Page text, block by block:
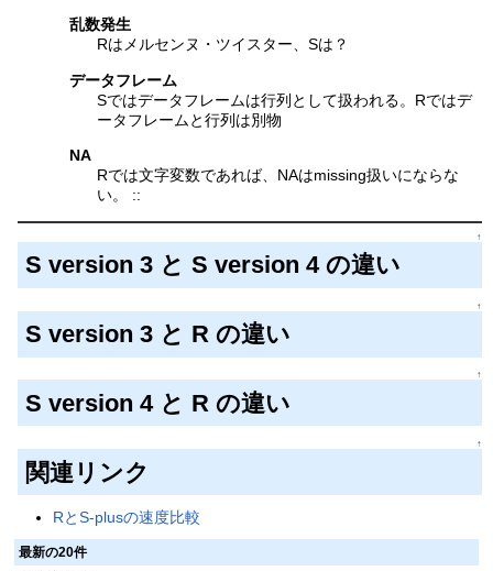
乱数発生
Rはメルセンヌ・ツイスター、Sは？
データフレーム
Sではデータフレームは行列として扱われる。Rではデ
ータフレームと行列は別物
NA
Rでは文字変数であれば、NAはmissing扱いにならな
い。 ::
↑
S version 3 と S version 4 の違い
↑
S version 3 と R の違い
↑
S version 4 と R の違い
↑
関連リンク
RとS-plusの速度比較
最新の20件